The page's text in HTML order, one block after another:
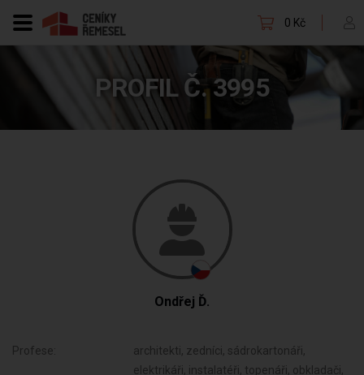
0 Kč
PROFIL Č. 3995
Ondřej Ď.
Profese:
architekti, zedníci, sádrokartonáři,
elektrikáři, instalatéři, topenáři, obkladači,